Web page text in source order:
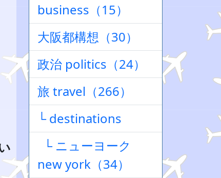
business（15）
大阪都構想（30）
政治 politics（24）
旅 travel（266）
└ destinations
└ ニューヨーク
new york（34）